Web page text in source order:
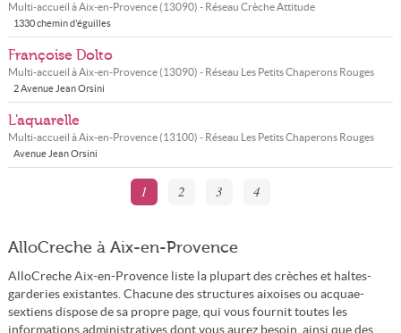
Multi-accueil àAix-en-Provence(13090) - Réseau Crèche Attitude
1330 chemin d'éguilles
Françoise Dolto
Multi-accueil àAix-en-Provence(13090) - Réseau Les Petits Chaperons Rouges
2 Avenue Jean Orsini
L'aquarelle
Multi-accueil àAix-en-Provence(13100) - Réseau Les Petits Chaperons Rouges
Avenue Jean Orsini
1 2 3 4
AlloCreche à Aix-en-Provence
AlloCreche Aix-en-Provence liste la plupart des crèches et haltes-
garderies existantes. Chacune des structures aixoises ou acquae-
sextiens dispose de sa propre page, qui vous fournit toutes les
informations administratives dont vous aurez besoin, ainsi que des